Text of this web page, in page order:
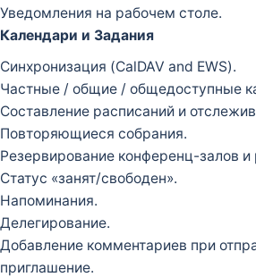
Уведомления на рабочем столе.
Календари и Задания
Синхронизация (CalDAV and EWS).
Частные / общие / общедоступные
Составление расписаний и
Повторяющиеся собрания.
Резервирование конференц-залов и
Статус «занят/свободен».
Напоминания.
Делегирование.
Добавление комментариев при
приглашение.